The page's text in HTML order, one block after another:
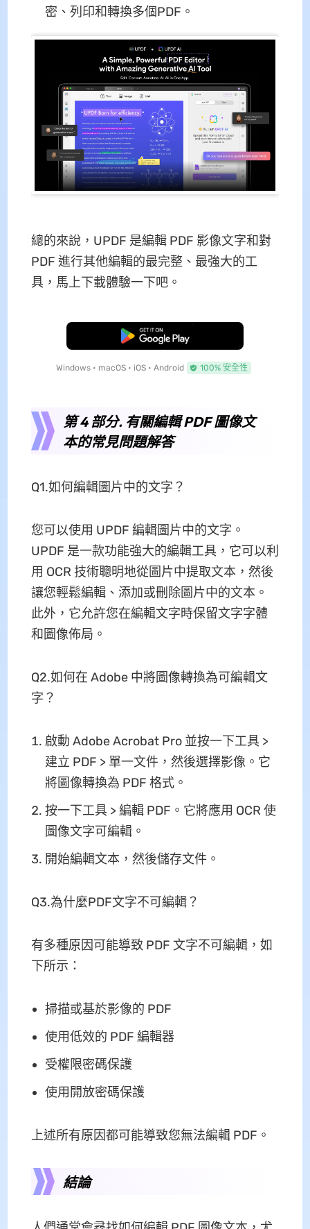
密、列印和轉換多個PDF。
總的來說，UPDF 是編輯 PDF 影像文字和對
PDF 進行其他編輯的最完整、最強大的工
具，馬上下載體驗一下吧。
免費下載
Windows • macOS • iOS • Android 100% 安全性
第 4 部分. 有關編輯 PDF 圖像文
本的常見問題解答
Q1.如何編輯圖片中的文字？
您可以使用 UPDF 編輯圖片中的文字。
UPDF 是一款功能強大的編輯工具，它可以利
用 OCR 技術聰明地從圖片中提取文本，然後
讓您輕鬆編輯、添加或刪除圖片中的文本。
此外，它允許您在編輯文字時保留文字字體
和圖像佈局。
Q2.如何在 Adob​​e 中將圖像轉換為可編輯文
字？
啟動 Adob​​e Acrobat Pro 並按一下工具 >
建立 PDF > 單一文件，然後選擇影像。它
將圖像轉換為 PDF 格式。
按一下工具 > 編輯 PDF。它將應用 OCR 使
圖像文字可編輯。
開始編輯文本，然後儲存文件。
Q3.為什麼PDF文字不可編輯？
有多種原因可能導致 PDF 文字不可編輯，如
下所示：
掃描或基於影像的 PDF
使用低效的 PDF 編輯器
受權限密碼保護
使用開放密碼保護
上述所有原因都可能導致您無法編輯 PDF。
結論